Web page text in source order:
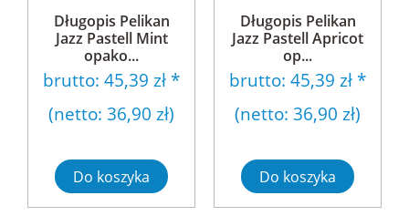
Długopis Pelikan
Jazz Pastell Mint
opako...
brutto: 45,39 zł *
(netto: 36,90 zł)
Do koszyka
Długopis Pelikan
Jazz Pastell Apricot
op...
brutto: 45,39 zł *
(netto: 36,90 zł)
Do koszyka